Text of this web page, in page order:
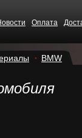
Оплата
BMW